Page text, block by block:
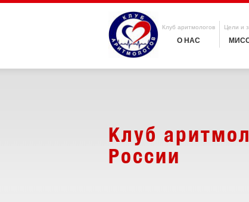
Клуб аритмологов
О НАС
Цели и
Клуб
России